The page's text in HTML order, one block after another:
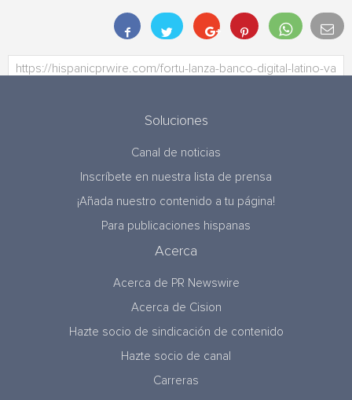
Soluciones
Canal de noticias
Inscríbete en nuestra lista de prensa
¡Añada nuestro contenido a tu página!
Para publicaciones hispanas
Acerca
Acerca de PR Newswire
Acerca de Cision
Hazte socio de sindicación de contenido
Hazte socio de canal
Carreras